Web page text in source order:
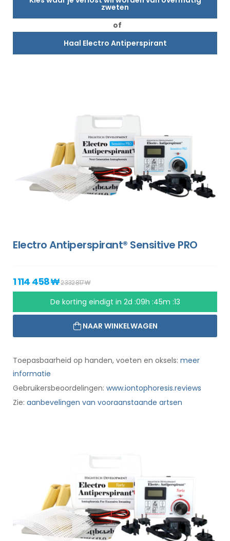
zweten
of
Haal Electro Antiperspirant
Electro Antiperspirant® Sensitive PRO
1 114 458 ₩2 332 817 ₩
De korting eindigt in 2d :09h :45m :13
NAAR WINKELWAGEN
Toepasbaarheid op handen, voeten en oksels: meer
informatie
Gebruikersbeoordelingen: www.iontophoresis.reviews
Zie: aanbevelingen van vooraanstaande artsen